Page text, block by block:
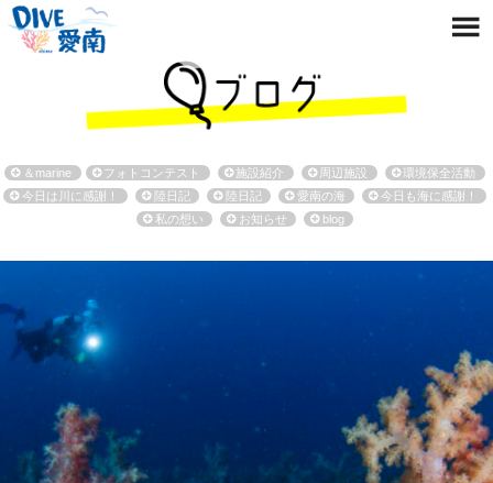
＆marine フォトコンテスト 施設紹介 周辺施設
環境保全活動
今日は川に感謝！
陸日記 陸日記 愛南の海
今日も海に感謝！
私の想い
お知らせ blog